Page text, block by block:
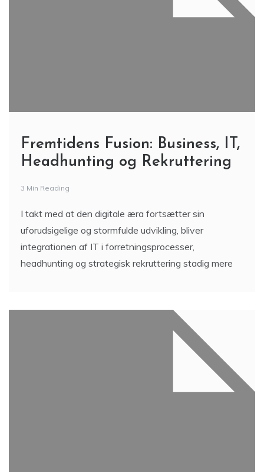
Fremtidens Fusion: Business, IT,
Headhunting og Rekruttering
3 Min Reading
I takt med at den digitale æra fortsætter sin
uforudsigelige og stormfulde udvikling, bliver
integrationen af IT i forretningsprocesser,
headhunting og strategisk rekruttering stadig mere